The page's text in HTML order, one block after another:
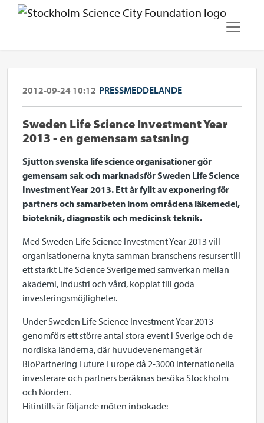
2012-09-24 10:12 PRESSMEDDELANDE
Sweden Life Science Investment Year
2013 - en gemensam satsning
Sjutton svenska life science organisationergör
gemensam sak och marknadsför Sweden Life Science
Investment Year 2013. Ett år fyllt av exponering för
partners och samarbeten inom områdena läkemedel,
bioteknik, diagnostik och medicinsk teknik.
Med Sweden Life Science Investment Year 2013 vill
organisationerna knyta samman branschens resurser till
ett starkt Life Science Sverige med samverkan mellan
akademi, industri och vård, kopplat till goda
investeringsmöjligheter.
Under Sweden Life Science Investment Year 2013
genomförs ett större antal stora event i Sverige och de
nordiska länderna, där huvudevenemanget är
BioPartnering Future Europe då 2-3000 internationella
investerare och partners beräknas besöka Stockholm
och Norden.
Hitintills är följande möten inbokade: